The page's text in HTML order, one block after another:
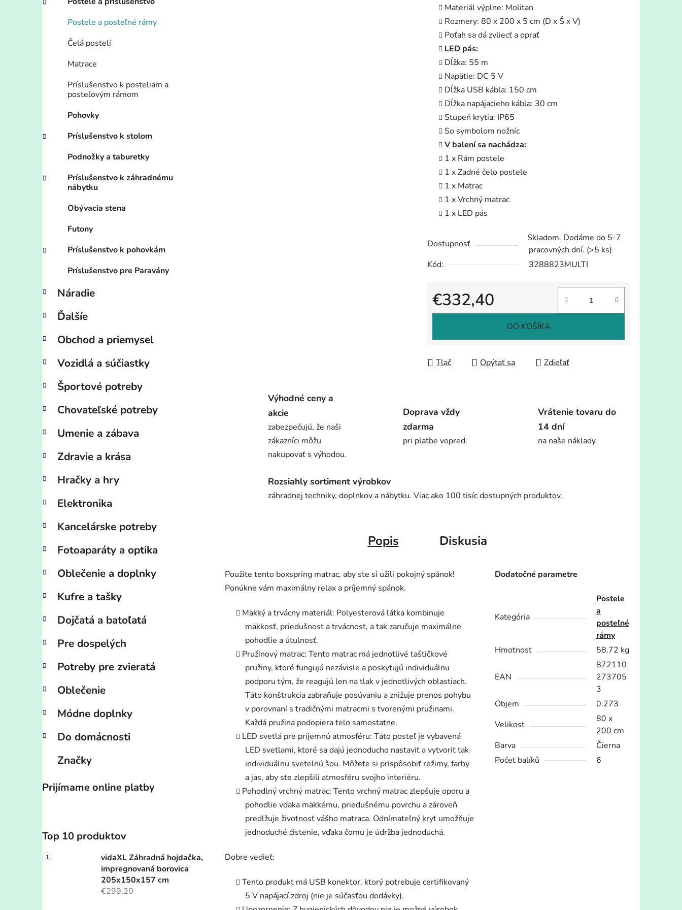
Postele a posteľné rámy
Čelá postelí
Matrace
Príslušenstvo k posteliam a
posteľovým rámom
Pohovky
Príslušenstvo k stolom
Podnožky a taburetky
Príslušenstvo k záhradnému
nábytku
Obývacia stena
Futony
Príslušenstvo k pohovkám
Príslušenstvo pre Paravány
Náradie
Ďalšíe
Obchod a priemysel
Vozidlá a súčiastky
Športové potreby
Chovateľské potreby
Umenie a zábava
Zdravie a krása
Hračky a hry
Elektronika
Kancelárske potreby
Fotoaparáty a optika
Oblečenie a doplnky
Kufre a tašky
Dojčatá a batoľatá
Pre dospelých
Potreby pre zvieratá
Oblečenie
Módne doplnky
Do domácnosti
Značky
Prijímame online platby
Top 10 produktov
vidaXL Záhradná hojdačka,
impregnovaná borovica
205x150x157 cm
€299,20
Materiál výplne: Molitan
Rozmery: 80 x 200 x 5 cm (D x Š x V)
Poťah sa dá zvliecť a oprať
LED pás:
Dĺžka: 55 m
Napätie: DC 5 V
Dĺžka USB kábla: 150 cm
Dĺžka napájacieho kábla: 30 cm
Stupeň krytia: IP65
So symbolom nožníc
V balení sa nachádza:
1 x Rám postele
1 x Zadné čelo postele
1 x Matrac
1 x Vrchný matrac
1 x LED pás
Dostupnosť
Skladom. Dodáme do 5-7
pracovných dní. (>5 ks)
Kód:
3288823MULTI
€332,40
Jednotková cena:
DO KOŠÍKA
Tlač Opýtať sa Zdieľať
Výhodné ceny a
akcie
zabezpečujú, že naši
zákazníci môžu
nakupovať s výhodou.
Doprava vždy
zdarma
pri platbe vopred.
Vrátenie tovaru do
14 dní
na naše náklady
Rozsiahly sortiment výrobkov
záhradnej techniky, doplnkov a nábytku. Viac ako 100 tisíc dostupných produktov.
Popis Diskusia
Použite tento boxspring matrac, aby ste si užili pokojný spánok!
Ponúkne vám maximálny relax a príjemný spánok.
Mäkký a trvácny materiál: Polyesterová látka kombinuje
mäkkosť, priedušnosť a trvácnosť, a tak zaručuje maximálne
pohodlie a útulnosť.
Pružinový matrac: Tento matrac má jednotlivé taštičkové
pružiny, ktoré fungujú nezávisle a poskytujú individuálnu
podporu tým, že reagujú len na tlak v jednotlivých oblastiach.
Táto konštrukcia zabraňuje posúvaniu a znižuje prenos pohybu
v porovnaní s tradičnými matracmi s tvorenými pružinami.
Každá pružina podopiera telo samostatne.
LED svetlá pre príjemnú atmosféru: Táto posteľ je vybavená
LED svetlami, ktoré sa dajú jednoducho nastaviť a vytvoriť tak
individuálnu svetelnú šou. Môžete si prispôsobiť režimy, farby
a jas, aby ste zlepšili atmosféru svojho interiéru.
Pohodlný vrchný matrac: Tento vrchný matrac zlepšuje oporu a
pohodlie vďaka mäkkému, priedušnému povrchu a zároveň
predlžuje životnosť vášho matraca. Odnímateľný kryt umožňuje
jednoduché čistenie, vďaka čomu je údržba jednoduchá.
Dobre vedieť:
Tento produkt má USB konektor, ktorý potrebuje certifikovaný
5 V napájací zdroj (nie je súčasťou dodávky).
Dodatočné parametre
Kategória
Postele
a
posteľné
rámy
Hmotnosť
58.72 kg
EAN
872110
273705
3
Objem
0.273
Velikost
80 x
200 cm
Barva
Čierna
Počet balíků
6